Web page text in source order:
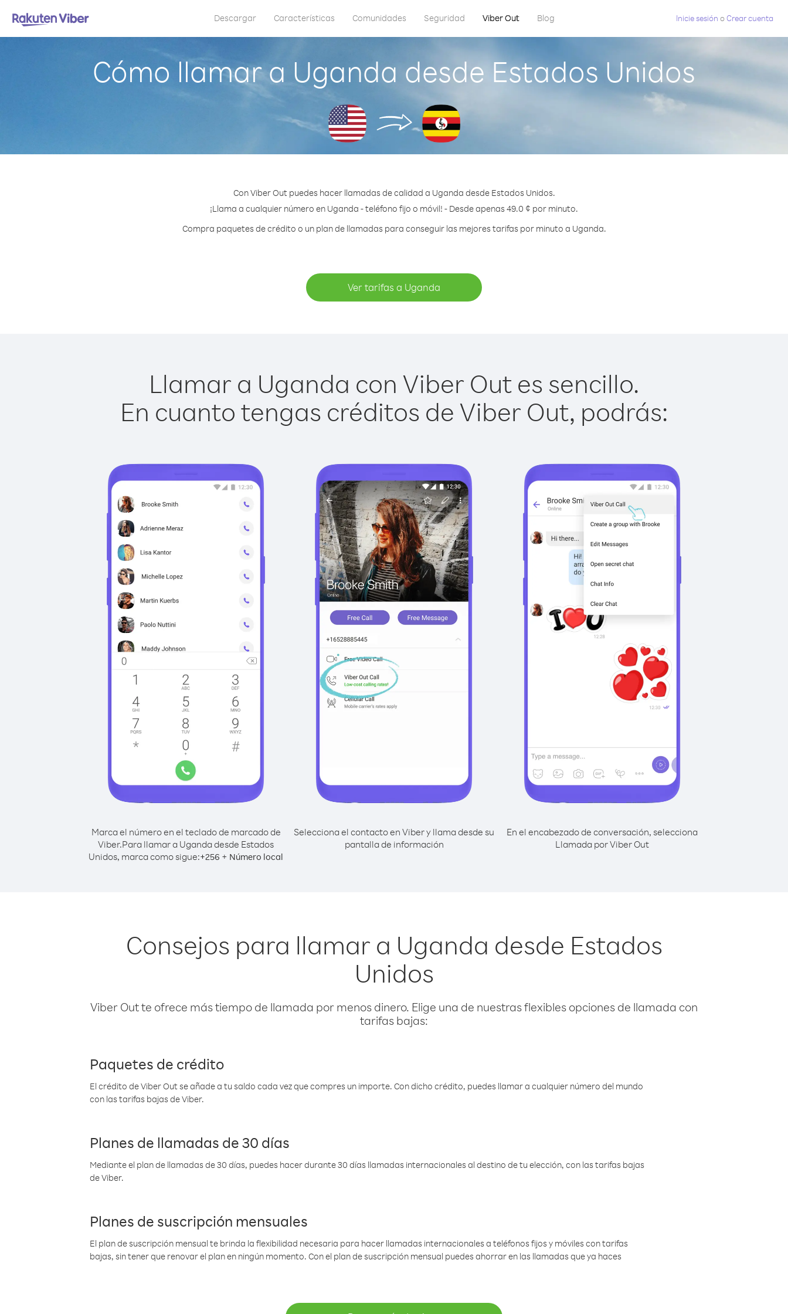
Descargar Características Comunidades Seguridad Viber Out Blog Inicie sesión oCrear cuenta
Cómo llamar a Uganda desde Estados Unidos
Con Viber Out puedes hacer llamadas de calidad a Uganda desde Estados Unidos.
¡Llama a cualquier número en Uganda - teléfono fijo o móvil! - Desde apenas 49.0 ¢ por minuto.
Compra paquetes de crédito o un plan de llamadas para conseguir las mejores tarifas por minuto a Uganda.
Ver tarifas a Uganda
Llamar a Uganda con Viber Out es sencillo.
En cuanto tengas créditos de Viber Out, podrás:
Marca el número en el teclado de marcado de
Viber.Para llamar a Uganda desde Estados
Unidos, marca como sigue:+256 + Número local
Selecciona el contacto en Viber y llama desde su
pantalla de información
En el encabezado de conversación, selecciona
Llamada por Viber Out
Consejos para llamar a Uganda desde Estados
Unidos
Viber Out te ofrece más tiempo de llamada por menos dinero. Elige una de nuestras flexibles opciones de llamada con
tarifas bajas:
Paquetes de crédito
El crédito de Viber Out se añade a tu saldo cada vez que compres un importe. Con dicho crédito, puedes llamar a cualquier número del mundo
con las tarifas bajas de Viber.
Planes de llamadas de 30 días
Mediante el plan de llamadas de 30 días, puedes hacer durante 30 días llamadas internacionales al destino de tu elección, con las tarifas bajas
de Viber.
Planes de suscripción mensuales
El plan de suscripción mensual te brinda la flexibilidad necesaria para hacer llamadas internacionales a teléfonos fijos y móviles con tarifas
bajas, sin tener que renovar el plan en ningún momento. Con el plan de suscripción mensual puedes ahorrar en las llamadas que ya haces